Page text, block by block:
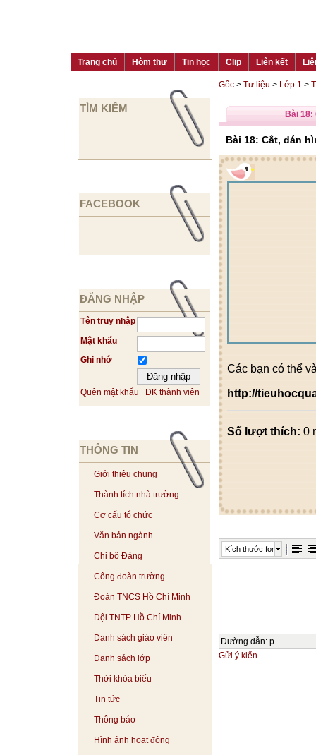
Trang chủ Hòm thư Tin học Clip Liên kết
TÌM KIẾM
FACEBOOK
ĐĂNG NHẬP
Tên truy nhập
Mật khẩu
Ghi nhớ
Quên mật khẩu ĐK thành viên
THÔNG TIN
Giới thiệu chung
Thành tích nhà trường
Cơ cấu tổ chức
Văn bản ngành
Chi bộ Đảng
Công đoàn trường
Đoàn TNCS Hồ Chí Minh
Đội TNTP Hồ Chí Minh
Danh sách giáo viên
Danh sách lớp
Thời khóa biểu
Tin tức
Thông báo
Hình ảnh hoạt động
Gốc > Tư liệu > Lớp 1 >
Bài 18:
Bài 18: Cắt, dán
Các bạn có thể
http://
Số lượt thích: 0
Kích thước font
Đường dẫn: p
Gửi ý kiến